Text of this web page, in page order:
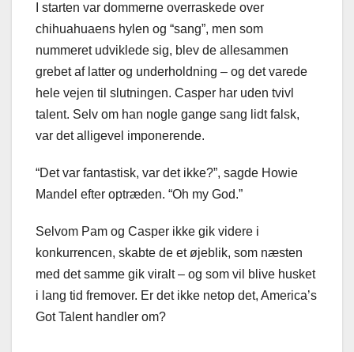
I starten var dommerne overraskede over
chihuahuaens hylen og “sang”, men som
nummeret udviklede sig, blev de allesammen
grebet af latter og underholdning – og det varede
hele vejen til slutningen. Casper har uden tvivl
talent. Selv om han nogle gange sang lidt falsk,
var det alligevel imponerende.
“Det var fantastisk, var det ikke?”, sagde Howie
Mandel efter optræden. “Oh my God.”
Selvom Pam og Casper ikke gik videre i
konkurrencen, skabte de et øjeblik, som næsten
med det samme gik viralt – og som vil blive husket
i lang tid fremover. Er det ikke netop det, America’s
Got Talent handler om?